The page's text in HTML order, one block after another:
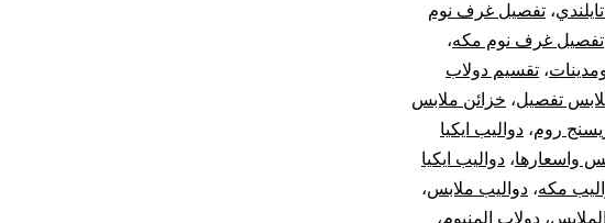
، تفصيل غرف نوم
تفصيل غرف نوم مكه،
، تقسيم دولاب
تفصيل، خزائن ملابس
روم، دواليب ايكيا
واسعارها، دواليب ايكيا
مكه، دواليب ملابس،
، دولاب المنيوم،